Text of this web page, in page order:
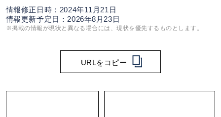
情報修正日時：2024年11月21日
情報更新予定日：2026年8月23日
※掲載の情報が現状と異なる場合には、現状を優先するものとします。
URLをコピー